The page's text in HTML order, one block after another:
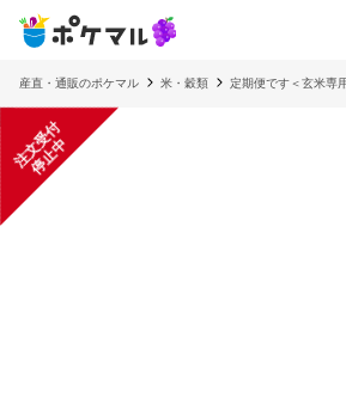
産直・通販のポケマル 米・穀類 定期便です＜玄米専
注
文
受
付
停
止
中